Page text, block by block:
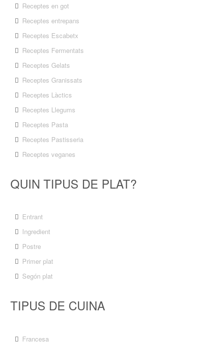
Receptes en got
Receptes entrepans
Receptes Escabetx
Receptes Fermentats
Receptes Gelats
Receptes Granissats
Receptes Làctics
Receptes Llegums
Receptes Pasta
Receptes Pastisseria
Receptes veganes
QUIN TIPUS DE PLAT?
Entrant
Ingredient
Postre
Primer plat
Segón plat
TIPUS DE CUINA
Francesa